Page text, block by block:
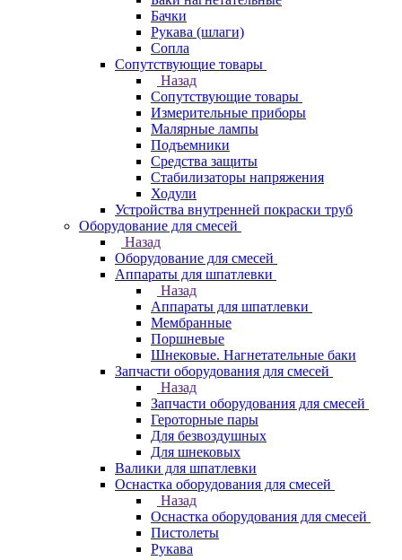
Бачки
Рукава (шлаги)
Сопла
Сопутствующие товары
Назад
Сопутствующие товары
Измерительные приборы
Малярные лампы
Подъемники
Средства защиты
Стабилизаторы напряжения
Ходули
Устройства внутренней покраски труб
Оборудование для смесей
Назад
Оборудование для смесей
Аппараты для шпатлевки
Назад
Аппараты для шпатлевки
Мембранные
Поршневые
Шнековые. Нагнетательные баки
Запчасти оборудования для смесей
Назад
Запчасти оборудования для смесей
Героторные пары
Для безвоздушных
Для шнековых
Валики для шпатлевки
Оснастка оборудования для смесей
Назад
Оснастка оборудования для смесей
Пистолеты
Рукава